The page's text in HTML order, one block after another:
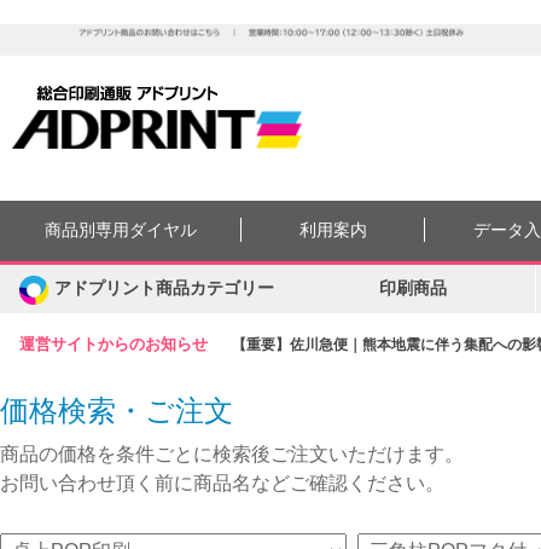
運営サイトからのお知らせ 【重要】佐川急便｜熊本地震に伴う集配への
商品別専用ダイヤル 利用案内 データ
アドプリント商品カテゴリー 印刷商品
価格検索・ご注文
商品の価格を条件ごとに検索後ご注文いただけます。
お問い合わせ頂く前に商品名などご確認ください。